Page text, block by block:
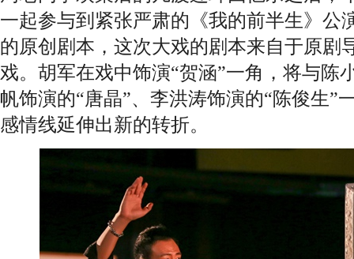
一起参与到紧张严肃的《我的前半生》公
的原创剧本，这次大戏的剧本来自于原剧
戏。胡军在戏中饰演“贺涵”一角，将与陈
帆饰演的“唐晶”、李洪涛饰演的“陈俊生”
感情线延伸出新的转折。